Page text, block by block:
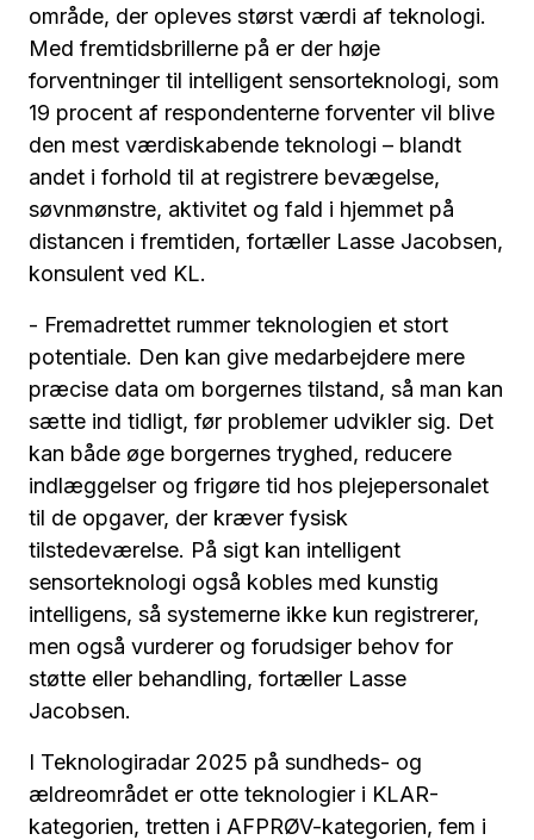
område, der opleves størst værdi af teknologi.
Med fremtidsbrillerne på er der høje
forventninger til intelligent sensorteknologi, som
19 procent af respondenterne forventer vil blive
den mest værdiskabende teknologi – blandt
andet i forhold til at registrere bevægelse,
søvnmønstre, aktivitet og fald i hjemmet på
distancen i fremtiden, fortæller Lasse Jacobsen,
konsulent ved KL.
- Fremadrettet rummer teknologien et stort
potentiale. Den kan give medarbejdere mere
præcise data om borgernes tilstand, så man kan
sætte ind tidligt, før problemer udvikler sig. Det
kan både øge borgernes tryghed, reducere
indlæggelser og frigøre tid hos plejepersonalet
til de opgaver, der kræver fysisk
tilstedeværelse. På sigt kan intelligent
sensorteknologi også kobles med kunstig
intelligens, så systemerne ikke kun registrerer,
men også vurderer og forudsiger behov for
støtte eller behandling, fortæller Lasse
Jacobsen.
I Teknologiradar 2025 på sundheds- og
ældreområdet er otte teknologier i KLAR-
kategorien, tretten i AFPRØV-kategorien, fem i